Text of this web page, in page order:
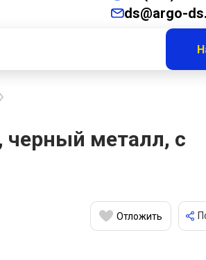
ds@argo-
черный металл, с
Отложить